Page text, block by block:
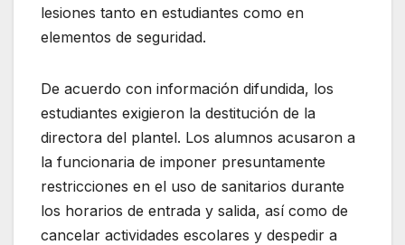
lesiones tanto en estudiantes como en
elementos de seguridad.
De acuerdo con información difundida, los
estudiantes exigieron la destitución de la
directora del plantel. Los alumnos acusaron a
la funcionaria de imponer presuntamente
restricciones en el uso de sanitarios durante
los horarios de entrada y salida, así como de
cancelar actividades escolares y despedir a